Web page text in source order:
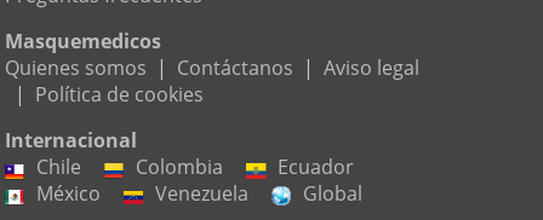
Masquemedicos
Quienes somos | Contáctanos | Aviso legal
| Política de cookies
Internacional
Chile
Colombia
Ecuador
México
Venezuela Global